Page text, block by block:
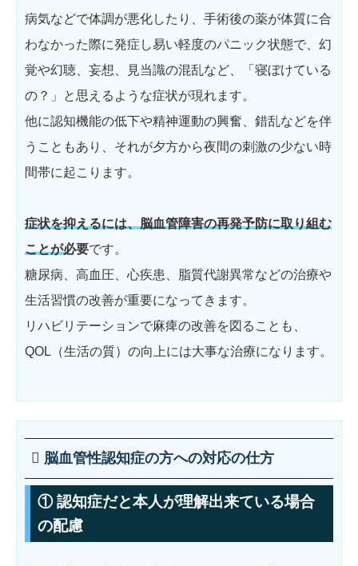
病気などで体調が悪化したり、手術後の薬が体質に合
わなかった際に発症し易い軽度のパニック状態で、幻
覚や幻聴、妄想、見当識の混乱など、「寝ぼけている
の？」と思えるような症状が現れます。
他に認知機能の低下や精神運動の興奮、錯乱などを伴
うこともあり、それが夕方から夜間の刺激の少ない時
間帯に起こります。
症状を抑えるには、脳血管障害の再発予防に取り組む
ことが必要です。
糖尿病、高血圧、心疾患、脂質代謝異常などの治療や
生活習慣の改善が重要になってきます。
リハビリテーションで麻痺の改善を図ることも、
QOL（生活の質）の向上には大事な治療になります。
脳血管性認知症の方への対応の仕方
① 認知症だと本人が理解出来ている場合
の配慮